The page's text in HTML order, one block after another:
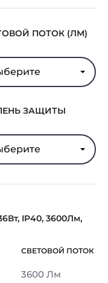
ПОТОК (ЛМ)
ЗАЩИТЫ
IP40, 3600Лм,
3600 Лм